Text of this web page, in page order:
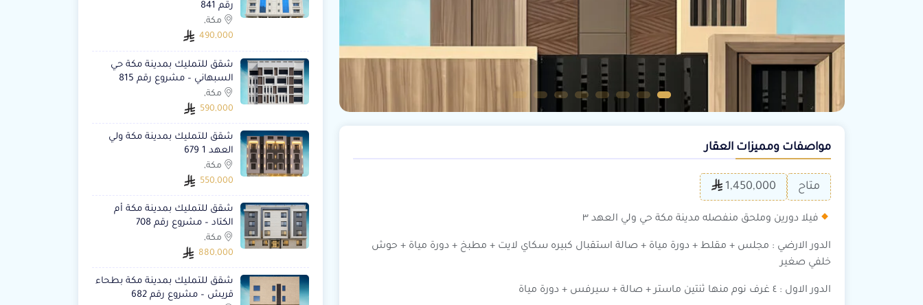
مواصفات ومميزات العقار
متاح 1,450,000
فيلا دورين وملحق منفصله مدينة مكة حي ولي العهد ٣
الدور الارضي : مجلس + مقلط + دورة مياة + صالة استقبال كبيره سكاي لايت + مطبخ + دورة مياة + حوش
خلفي صغير
الدور الاول : ٤ غرف نوم منها ثنتين ماستر + صالة + سيرفس + دورة مياة
رقم 841
مكة,
490,000
شقق للتمليك بمدينة مكة حي
السبهاني – مشروع رقم 815
مكة,
590,000
شقق للتمليك بمدينة مكة ولي
العهد 1 679
مكة,
550,000
شقق للتمليك بمدينة مكة أم
الكتاد – مشروع رقم 708
مكة,
880,000
شقق للتمليك بمدينة مكة بطحاء
قريش – مشروع رقم 682